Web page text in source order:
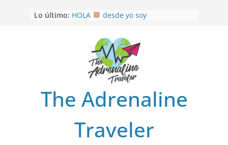
Lo último: HOLA
desde yo soy
EL SENDERO DEL CACAO: Excelente
opción
HOSPEDAJE AL NATURALSHH !!
OTRA PERSPECTIVA de RÍO EL
MULITO!
The Adrenaline
Traveler